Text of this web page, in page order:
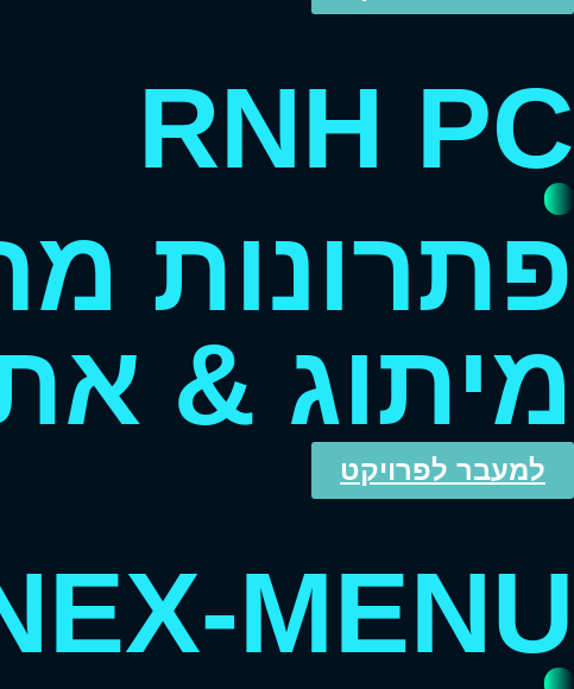
RNH PC
פתרונות
מיתוג &
למעבר לפרויקט
MENU